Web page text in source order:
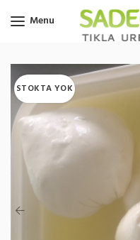
Menu
STOKTA YOK